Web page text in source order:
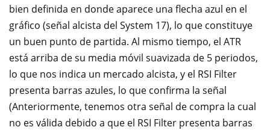
bien definida en donde aparece una flecha azul en el
gráfico (señal alcista del System 17), lo que constituye
un buen punto de partida. Al mismo tiempo, el ATR
está arriba de su media móvil suavizada de 5 periodos,
lo que nos indica un mercado alcista, y el RSI Filter
presenta barras azules, lo que confirma la señal
(Anteriormente, tenemos otra señal de compra la cual
no es válida debido a que el RSI Filter presenta barras